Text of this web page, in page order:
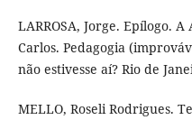
LARROSA, Jorge. Epílogo.
Carlos. Pedagogia
não estivesse aí? Rio de
MELLO, Roseli Rodrigues.